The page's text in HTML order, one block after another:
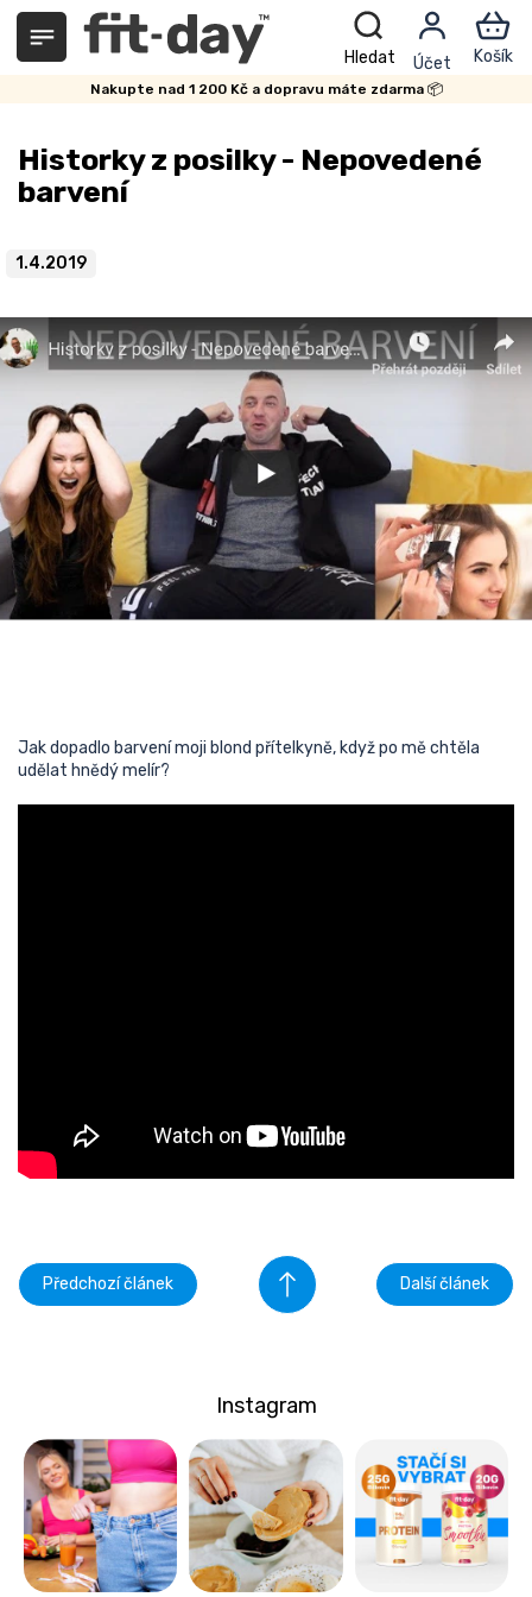
Přejít
obsah
Nakupte nad 1 200 Kč a dopravu máte zdarma 📦
Historky z posilky - Nepovedené
barvení
1.4.2019
Jak dopadlo barvení moji blond přítelkyně, když po mě chtěla
udělat hnědý melír?
Předchozí článek Další článek
Instagram